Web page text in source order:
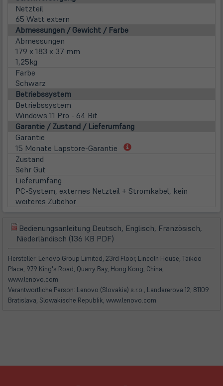
Netzteil
65 Watt extern
Abmessungen / Gewicht / Farbe
Abmessungen
179 x 183 x 37 mm
1,25kg
Farbe
Schwarz
Betriebssystem
Betriebssystem
Windows 11 Pro - 64 Bit
Garantie / Zustand / Lieferumfang
Garantie
15 Monate Lapstore-Garantie
(öffnet
Zustand
Sehr Gut
Lieferumfang
PC-System, externes Netzteil + Stromkabel, kein
weiteres Zubehör
(öffnet
in
neuem
Tab)
Bedienungsanleitung Deutsch, Englisch, Französisch,
Niederländisch (136 KB PDF)
in
neuem
Tab)
Hersteller: Lenovo Group Limited, 23rd Floor, Lincoln House, Taikoo
Place, 979 King's Road, Quarry Bay, Hong Kong, China,
www.lenovo.com
Verantwortliche Person: Lenovo (Slovakia) s.r.o., Landererova 12, 81109
Bratislava, Slowakische Republik, www.lenovo.com